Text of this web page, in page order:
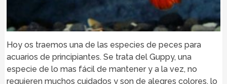
Hoy os traemos una de las especies de peces para
acuarios de principiantes. Se trata del Guppy, una
especie de lo mas fácil de mantener y a la vez, no
requieren muchos cuidados y son de alegres colores, lo